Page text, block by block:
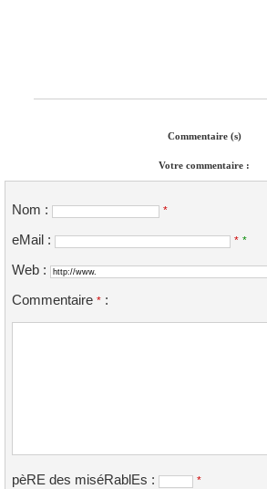
Commentaire (s)
Votre commentaire :
Nom : *
eMail : * *
Web :
Commentaire * :
pèRE des miséRablEs : *